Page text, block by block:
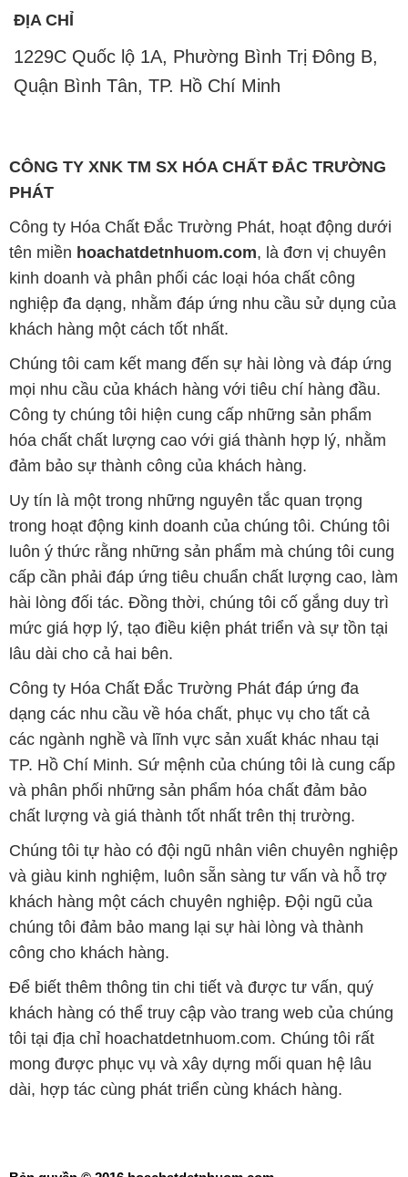
ĐỊA CHỈ
1229C Quốc lộ 1A, Phường Bình Trị Đông B,
Quận Bình Tân, TP. Hồ Chí Minh
CÔNG TY XNK TM SX HÓA CHẤT ĐẮC TRƯỜNG
PHÁT
Công ty Hóa Chất Đắc Trường Phát, hoạt động dưới
tên miền hoachatdetnhuom.com, là đơn vị chuyên
kinh doanh và phân phối các loại hóa chất công
nghiệp đa dạng, nhằm đáp ứng nhu cầu sử dụng của
khách hàng một cách tốt nhất.
Chúng tôi cam kết mang đến sự hài lòng và đáp ứng
mọi nhu cầu của khách hàng với tiêu chí hàng đầu.
Công ty chúng tôi hiện cung cấp những sản phẩm
hóa chất chất lượng cao với giá thành hợp lý, nhằm
đảm bảo sự thành công của khách hàng.
Uy tín là một trong những nguyên tắc quan trọng
trong hoạt động kinh doanh của chúng tôi. Chúng tôi
luôn ý thức rằng những sản phẩm mà chúng tôi cung
cấp cần phải đáp ứng tiêu chuẩn chất lượng cao, làm
hài lòng đối tác. Đồng thời, chúng tôi cố gắng duy trì
mức giá hợp lý, tạo điều kiện phát triển và sự tồn tại
lâu dài cho cả hai bên.
Công ty Hóa Chất Đắc Trường Phát đáp ứng đa
dạng các nhu cầu về hóa chất, phục vụ cho tất cả
các ngành nghề và lĩnh vực sản xuất khác nhau tại
TP. Hồ Chí Minh. Sứ mệnh của chúng tôi là cung cấp
và phân phối những sản phẩm hóa chất đảm bảo
chất lượng và giá thành tốt nhất trên thị trường.
Chúng tôi tự hào có đội ngũ nhân viên chuyên nghiệp
và giàu kinh nghiệm, luôn sẵn sàng tư vấn và hỗ trợ
khách hàng một cách chuyên nghiệp. Đội ngũ của
chúng tôi đảm bảo mang lại sự hài lòng và thành
công cho khách hàng.
Để biết thêm thông tin chi tiết và được tư vấn, quý
khách hàng có thể truy cập vào trang web của chúng
tôi tại địa chỉ hoachatdetnhuom.com. Chúng tôi rất
mong được phục vụ và xây dựng mối quan hệ lâu
dài, hợp tác cùng phát triển cùng khách hàng.